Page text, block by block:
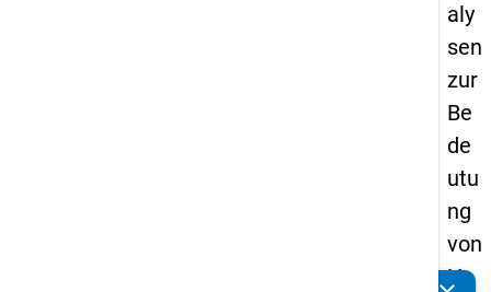
aly
sen
zur
Be
de
utu
ng
von
Ha